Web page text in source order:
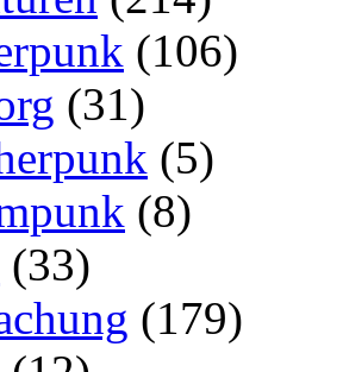
(106)
(31)
(5)
(8)
(33)
(179)